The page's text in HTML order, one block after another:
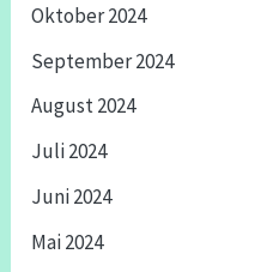
Oktober 2024
September 2024
August 2024
Juli 2024
Juni 2024
Mai 2024